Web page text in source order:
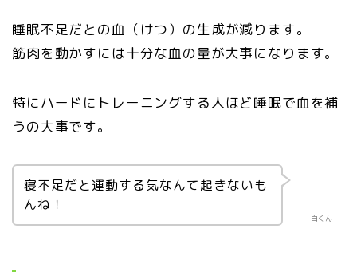
睡眠不足だとの血（けつ）の生成が減ります。
筋肉を動かすには十分な血の量が大事になります。
特にハードにトレーニングする人ほど睡眠で血を補
うの大事です。
白くん
寝不足だと運動する気なんて起きないも
んね！